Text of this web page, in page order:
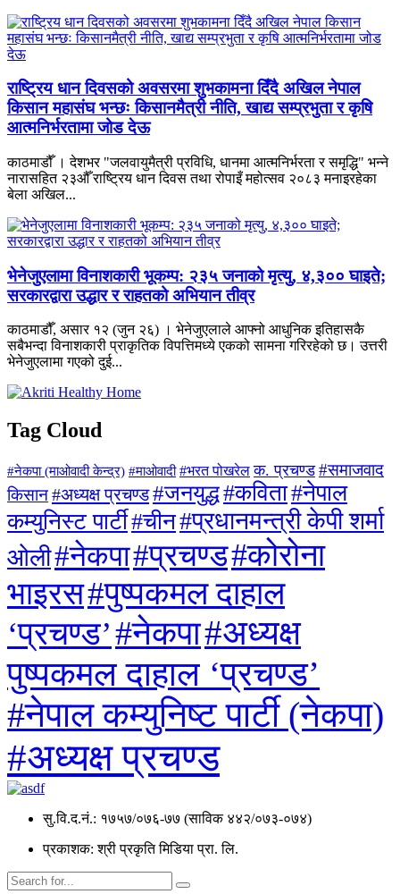
राष्ट्रिय धान दिवसको अवसरमा शुभकामना दिँदै अखिल नेपाल
किसान महासंघ भन्छः किसानमैत्री नीति, खाद्य सम्प्रभुता र कृषि
आत्मनिर्भरतामा जोड देऊ
काठमाडौँ । देशभर "जलवायुमैत्री प्रविधि, धानमा आत्मनिर्भरता र समृद्धि" भन्ने
नारासहित २३औँ राष्ट्रिय धान दिवस तथा रोपाइँ महोत्सव २०८३ मनाइरहेका
बेला अखिल...
भेनेजुएलामा विनाशकारी भूकम्प: २३५ जनाको मृत्यु, ४,३०० घाइते;
सरकारद्वारा उद्धार र राहतको अभियान तीव्र
काठमाडौँ, असार १२ (जुन २६) । भेनेजुएलाले आफ्नो आधुनिक इतिहासकै
सबैभन्दा विनाशकारी प्राकृतिक विपत्तिमध्ये एकको सामना गरिरहेको छ। उत्तरी
भेनेजुएलामा गएको दुई...
Tag Cloud
#नेकपा (माओवादी केन्द्र) #माओवादी #भरत पोखरेल क. प्रचण्ड #समाजवाद
किसान#अध्यक्ष प्रचण्ड#जनयुद्ध#कविता#नेपाल
कम्युनिस्ट पार्टी#चीन#प्रधानमन्त्री केपी शर्मा
ओली#नेकपा#प्रचण्ड#कोरोना
भाइरस#पुष्पकमल दाहाल
‘प्रचण्ड’#नेकपा#अध्यक्ष
पुष्पकमल दाहाल ‘प्रचण्ड’
#नेपाल कम्युनिष्ट पार्टी (नेकपा)
#अध्यक्ष प्रचण्ड
सु.वि.द.नं.: १७५७/०७६-७७ (साविक ४४२/०७३-०७४)
प्रकाशक: श्री प्रकृति मिडिया प्रा. लि.